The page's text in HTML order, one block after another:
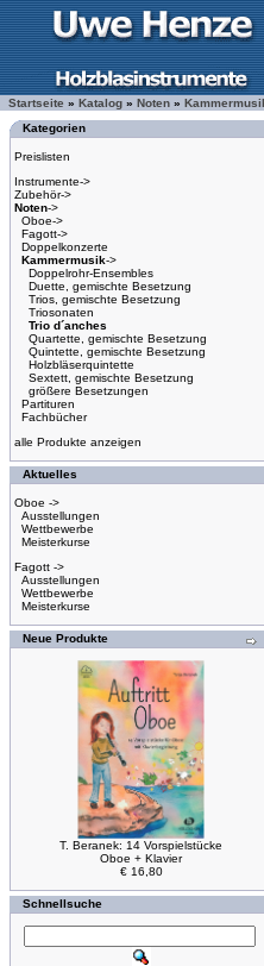
Startseite » Katalog » Noten »
Kategorien
Preislisten
Instrumente->
Zubehör->
Noten->
Oboe->
Fagott->
Doppelkonzerte
Kammermusik->
Doppelrohr-Ensembles
Duette, gemischte Besetzung
Trios, gemischte Besetzung
Triosonaten
Trio d´anches
Quartette, gemischte Besetzung
Quintette, gemischte Besetzung
Holzbläserquintette
Sextett, gemischte Besetzung
größere Besetzungen
Partituren
Fachbücher
alle Produkte anzeigen
Aktuelles
Oboe ->
Ausstellungen
Wettbewerbe
Meisterkurse
Fagott ->
Ausstellungen
Wettbewerbe
Meisterkurse
Neue Produkte
T. Beranek: 14 Vorspielstücke
Oboe + Klavier
€ 16,80
Schnellsuche